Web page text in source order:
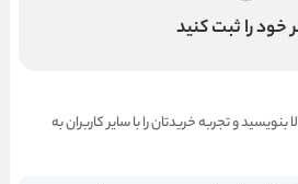
خود را ثبت کنید
بنویسید و تجربه خریدتان را با سایر کاربران به